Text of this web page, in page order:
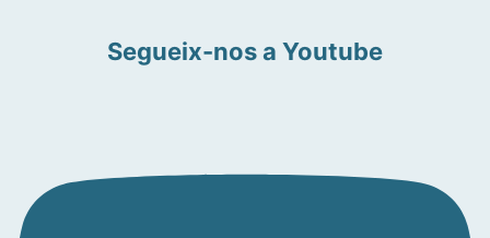
Segueix-nos a Youtube